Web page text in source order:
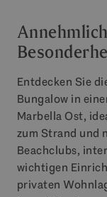
Entdecken Sie
Bungalow in
Marbella Ost,
zum Strand und
Beachclubs,
wichtigen
privaten